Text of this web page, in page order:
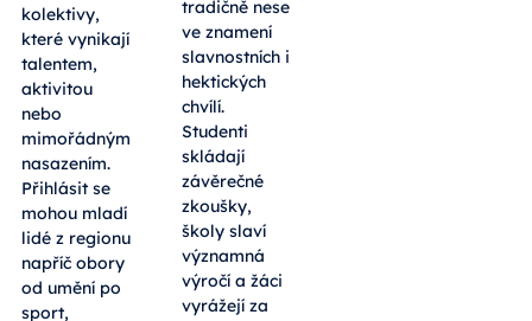
kolektivy,
které vynikají
talentem,
aktivitou
nebo
mimořádným
nasazením.
Přihlásit se
mohou mladí
lidé z regionu
napříč obory
od umění po
sport,
tradičně nese
ve znamení
slavnostních i
hektických
chvílí.
Studenti
skládají
závěrečné
zkoušky,
školy slaví
významná
výročí a žáci
vyrážejí za